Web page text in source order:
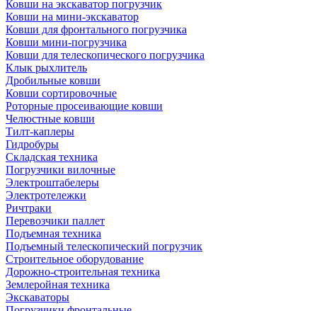
Ковши на экскаватор погрузчик
Ковши на мини-экскаватор
Ковши для фронтального погрузчика
Ковши мини-погрузчика
Ковши для телескопического погрузчика
Клык рыхлитель
Дробильные ковши
Ковши сортировочные
Роторные просеивающие ковши
Челюстные ковши
Тилт-каплеры
Гидробуры
Складская техника
Погрузчики вилочные
Электроштабелеры
Электротележки
Ричтраки
Перевозчики паллет
Подъемная техника
Подъемный телескопический погрузчик
Строительное оборудование
Дорожно-строительная техника
Землеройная техника
Экскаваторы